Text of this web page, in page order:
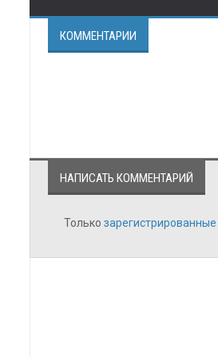
КОММЕНТАРИИ
НАПИСАТЬ КОММЕНТАРИЙ
Только зарегистрированные